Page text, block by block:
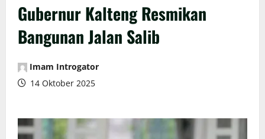
Gubernur Kalteng Resmikan
Bangunan Jalan Salib
Imam Introgator
14 Oktober 2025